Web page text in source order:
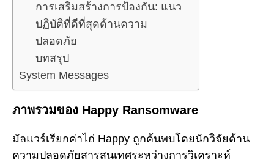
การเสริมสร้างการป้องกัน: แนว
ปฏิบัติที่ดีที่สุดด้านความ
ปลอดภัย
บทสรุป
System Messages
ภาพรวมของ Happy Ransomware
มัลแวร์เรียกค่าไถ่ Happy ถูกค้นพบโดยนักวิจัยด้าน
ความปลอดภัยสารสนเทศระหว่างการวิเคราะห์